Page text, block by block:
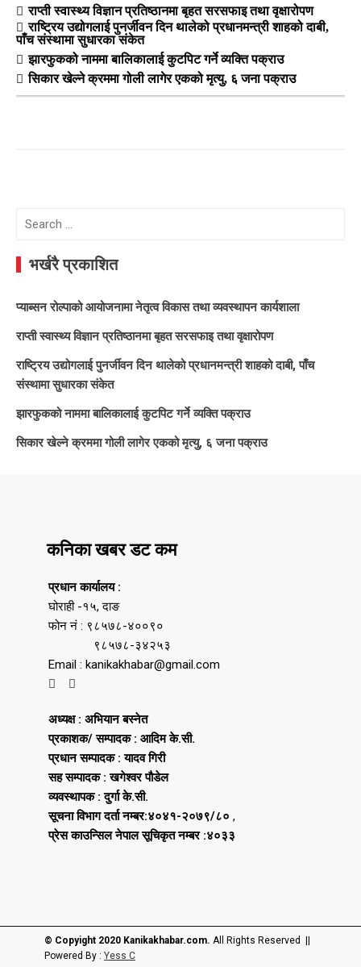
राप्ती स्वास्थ्य विज्ञान प्रतिष्ठानमा बृहत सरसफाइ तथा वृक्षारोपण
राष्ट्रिय उद्योगलाई पुनर्जीवन दिन थालेको प्रधानमन्त्री शाहको दाबी,
पाँच संस्थामा सुधारका संकेत
झारफुकको नाममा बालिकालाई कुटपिट गर्ने व्यक्ति पक्राउ
सिकार खेल्ने क्रममा गोली लागेर एकको मृत्यु, ६ जना पक्राउ
Search
भर्खरै प्रकाशित
प्याब्सन रोल्पाको आयोजनामा नेतृत्व विकास तथा व्यवस्थापन कार्यशाला
राप्ती स्वास्थ्य विज्ञान प्रतिष्ठानमा बृहत सरसफाइ तथा वृक्षारोपण
राष्ट्रिय उद्योगलाई पुनर्जीवन दिन थालेको प्रधानमन्त्री शाहको दाबी, पाँच
संस्थामा सुधारका संकेत
झारफुकको नाममा बालिकालाई कुटपिट गर्ने व्यक्ति पक्राउ
सिकार खेल्ने क्रममा गोली लागेर एकको मृत्यु, ६ जना पक्राउ
कनिका खबर डट कम
प्रधान कार्यालय :
घोराही -१५, दाङ
फोन नं : ९८५७८-४००९०
९८५७८-३४२५३
Email : kanikakhabar@gmail.com
अध्यक्ष : अभियान बस्नेत
प्रकाशक/ सम्पादक : आदिम के.सी.
प्रधान सम्पादक : यादव गिरी
सह सम्पादक : खगेश्वर पौडेल
व्यवस्थापक : दुर्गा के.सी.
सूचना विभाग दर्ता नम्बर:४०४१-२०७९/८० ,
प्रेस काउन्सिल नेपाल सूचिकृत नम्बर :४०३३
© Copyight 2020 Kanikakhabar.com. All Rights Reserved ||
Powered By : Yess C